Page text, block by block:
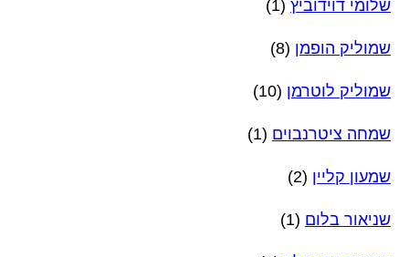
שלומי דוידוביץ (1)
שמוליק הופמן (8)
שמוליק לוטרמן (10)
שמחה ציטרנבוים (1)
שמעון קליין (2)
שניאור בלום (1)